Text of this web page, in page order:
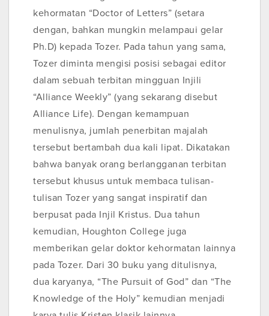
kehormatan “Doctor of Letters” (setara
dengan, bahkan mungkin melampaui gelar
Ph.D) kepada Tozer. Pada tahun yang sama,
Tozer diminta mengisi posisi sebagai editor
dalam sebuah terbitan mingguan Injili
“Alliance Weekly” (yang sekarang disebut
Alliance Life). Dengan kemampuan
menulisnya, jumlah penerbitan majalah
tersebut bertambah dua kali lipat. Dikatakan
bahwa banyak orang berlangganan terbitan
tersebut khusus untuk membaca tulisan-
tulisan Tozer yang sangat inspiratif dan
berpusat pada Injil Kristus. Dua tahun
kemudian, Houghton College juga
memberikan gelar doktor kehormatan lainnya
pada Tozer. Dari 30 buku yang ditulisnya,
dua karyanya, “The Pursuit of God” dan “The
Knowledge of the Holy” kemudian menjadi